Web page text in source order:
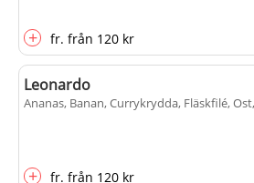
+ fr. från 120 kr
Leonardo
Ananas, Banan, Currykrydda, Fläskfilé,
+ fr. från 120 kr